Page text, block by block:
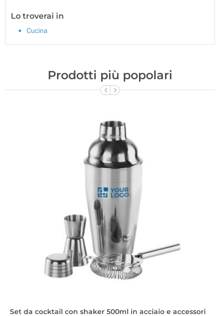
Lo troverai in
Cucina
Prodotti più popolari
Set da cocktail con shaker 500ml in acciaio e accessori